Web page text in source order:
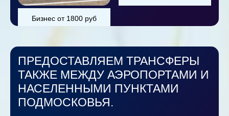
Бизнес от 1800 руб
ПРЕДОСТАВЛЯЕМ ТРАНСФЕРЫ
ТАКЖЕ МЕЖДУ АЭРОПОРТАМИ И
НАСЕЛЕННЫМИ ПУНКТАМИ
ПОДМОСКОВЬЯ.